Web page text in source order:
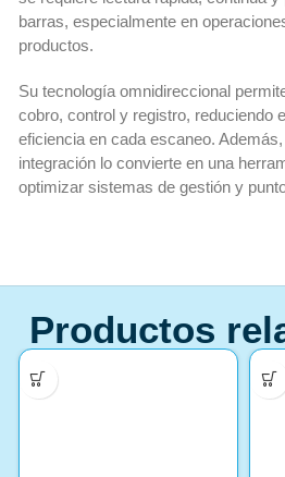
barras, especialmente en
productos.
Su tecnología omnidireccional
cobro, control y registro, reduciendo
eficiencia en cada escaneo.
integración lo convierte en una
optimizar sistemas de gestión y
Productos